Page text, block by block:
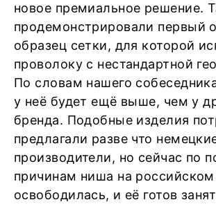
новое премиальное решение.
продемонстрировали первый
образец сетки, для которой
проволоку с нестандартной
По словам нашего
у неё будет ещё выше, чем у
бренда. Подобные изделия
предлагали разве что
производители, но сейчас по
причинам ниша на
освободилась, и её готов